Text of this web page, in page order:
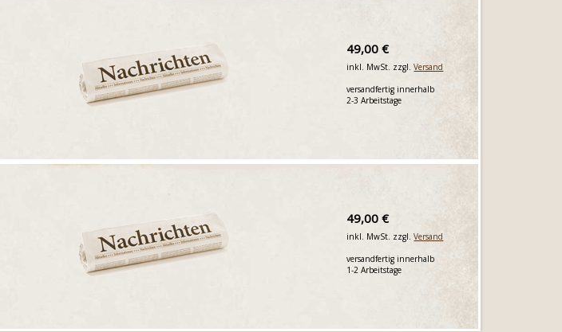
49,00 €
inkl. MwSt. zzgl.Versand
versandfertig innerhalb
2-3 Arbeitstage
49,00 €
inkl. MwSt. zzgl.Versand
versandfertig innerhalb
1-2 Arbeitstage